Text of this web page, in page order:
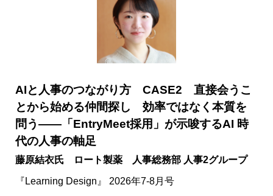
AIと人事のつながり方 CASE2 直接会うこ
とから始める仲間探し 効率ではなく本質を
問う――「EntryMeet採用」が示唆するAI 時
代の人事の軸足
藤原結衣氏 ロート製薬 人事総務部 人事2グループ
『Learning Design』 2026年7-8月号